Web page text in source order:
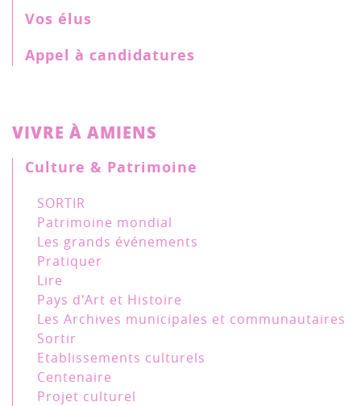
Vos élus
Appel à candidatures
VIVRE À AMIENS
Culture & Patrimoine
SORTIR
Patrimoine mondial
Les grands événements
Pratiquer
Lire
Pays d'Art et Histoire
Les Archives municipales et communautaires
Sortir
Etablissements culturels
Centenaire
Projet culturel